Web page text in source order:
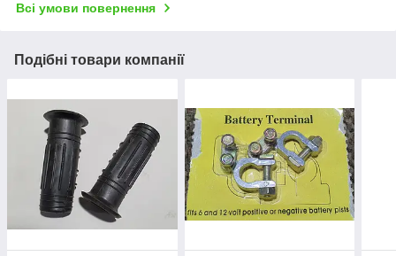
Всі умови повернення
Подібні товари компанії